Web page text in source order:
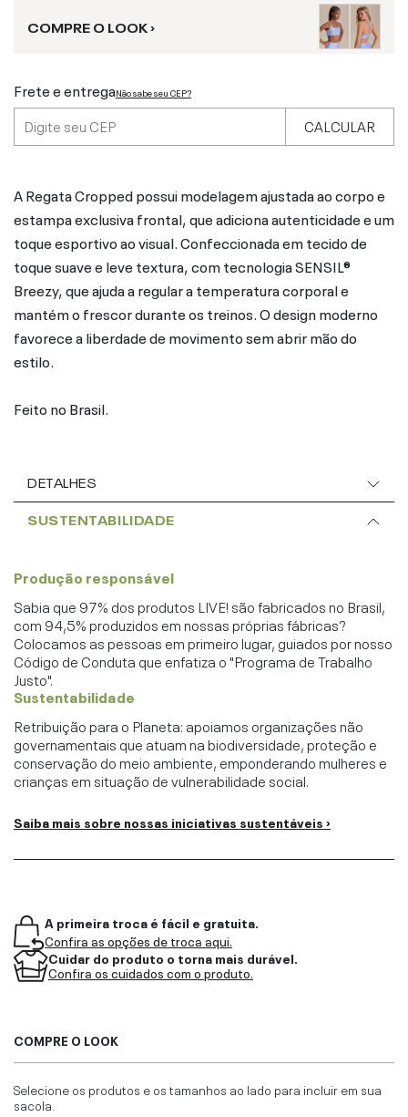
COMPRE O LOOK ›
Frete e entregaNão sabe seu CEP?
CALCULAR
A Regata Cropped possui modelagem ajustada ao corpo e
estampa exclusiva frontal, que adiciona autenticidade e um
toque esportivo ao visual. Confeccionada em tecido de
toque suave e leve textura, com tecnologia SENSIL®
Breezy, que ajuda a regular a temperatura corporal e
mantém o frescor durante os treinos. O design moderno
favorece a liberdade de movimento sem abrir mão do
estilo.
Feito no Brasil.
DETALHES
SUSTENTABILIDADE
Produção responsável
Sabia que 97% dos produtos LIVE! são fabricados no Brasil,
com 94,5% produzidos em nossas próprias fábricas?
Colocamos as pessoas em primeiro lugar, guiados por nosso
Código de Conduta que enfatiza o "Programa de Trabalho
Justo".
Sustentabilidade
Retribuição para o Planeta: apoiamos organizações não
governamentais que atuam na biodiversidade, proteção e
conservação do meio ambiente, emponderando mulheres e
crianças em situação de vulnerabilidade social.
Saiba mais sobre nossas iniciativas sustentáveis ›
A primeira troca é fácil e gratuita.
Confira as opções de troca aqui.
Cuidar do produto o torna mais durável.
Confira os cuidados com o produto.
COMPRE O LOOK
Selecione os produtos e os tamanhos ao lado para incluir em sua
sacola.